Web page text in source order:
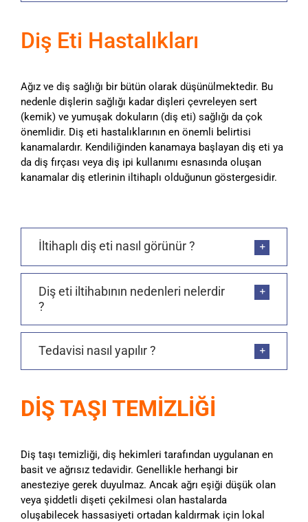
Diş Eti Hastalıkları
Ağız ve diş sağlığı bir bütün olarak düşünülmektedir. Bu
nedenle dişlerin sağlığı kadar dişleri çevreleyen sert
(kemik) ve yumuşak dokuların (diş eti) sağlığı da çok
önemlidir. Diş eti hastalıklarının en önemli belirtisi
kanamalardır. Kendiliğinden kanamaya başlayan diş eti ya
da diş fırçası veya diş ipi kullanımı esnasında oluşan
kanamalar diş etlerinin iltihaplı olduğunun göstergesidir.
İltihaplı diş eti nasıl görünür ?
Diş eti iltihabının nedenleri nelerdir
?
Tedavisi nasıl yapılır ?
DİŞ TAŞI TEMİZLİĞİ
Diş taşı temizliği, diş hekimleri tarafından uygulanan en
basit ve ağrısız tedavidir. Genellikle herhangi bir
anesteziye gerek duyulmaz. Ancak ağrı eşiği düşük olan
veya şiddetli dişeti çekilmesi olan hastalarda
oluşabilecek hassasiyeti ortadan kaldırmak için lokal